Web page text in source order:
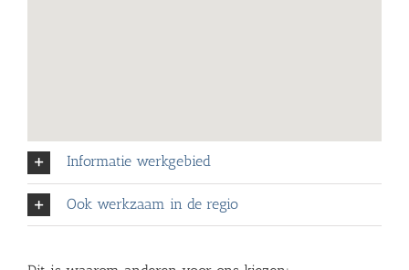
Informatie werkgebied
Ook werkzaam in de regio